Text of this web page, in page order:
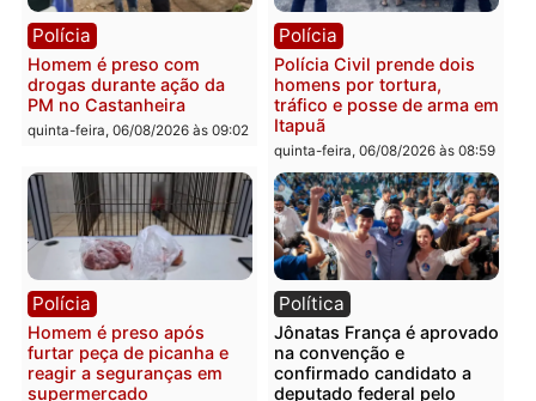
Homem é esfaqueado no
tórax durante briga com
vizinho no bairro Ulysses
Guimarães
quinta-feira, 06/08/2026 às 09:24
Três suspeitos ligados a
facção criminosa são
presos por receptação e
adulteração de veículos
em Porto Velho
quinta-feira, 06/08/2026 às
Polícia
Homem é preso com
drogas durante ação da
PM no Castanheira
Polícia
Polícia Civil prende dois
homens por tortura,
tráfico e posse de arma